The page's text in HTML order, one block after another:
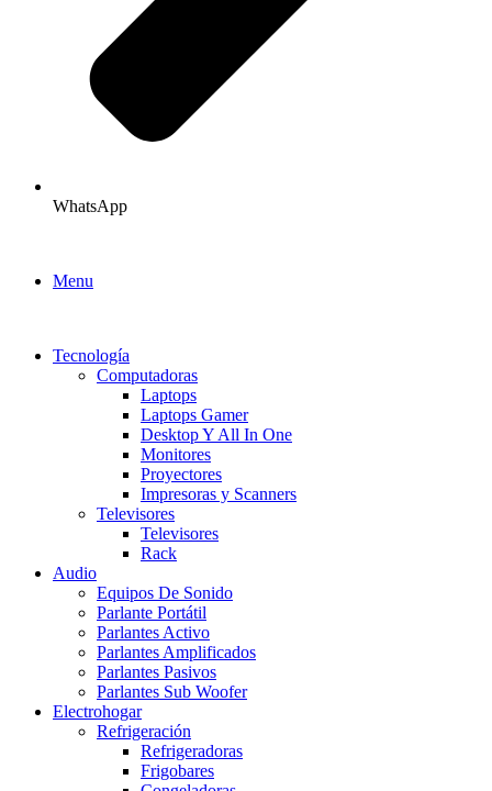
WhatsApp
Menu
Tecnología
Computadoras
Laptops
Laptops Gamer
Desktop Y All In One
Monitores
Proyectores
Impresoras y Scanners
Televisores
Televisores
Rack
Audio
Equipos De Sonido
Parlante Portátil
Parlantes Activo
Parlantes Amplificados
Parlantes Pasivos
Parlantes Sub Woofer
Electrohogar
Refrigeración
Refrigeradoras
Frigobares